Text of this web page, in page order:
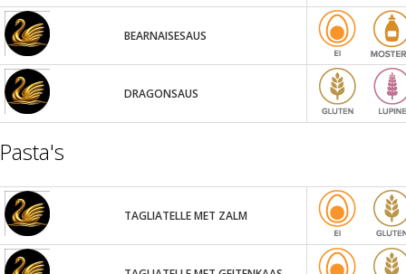
BEARNAISESAUS
DRAGONSAUS
Pasta's
TAGLIATELLE MET ZALM